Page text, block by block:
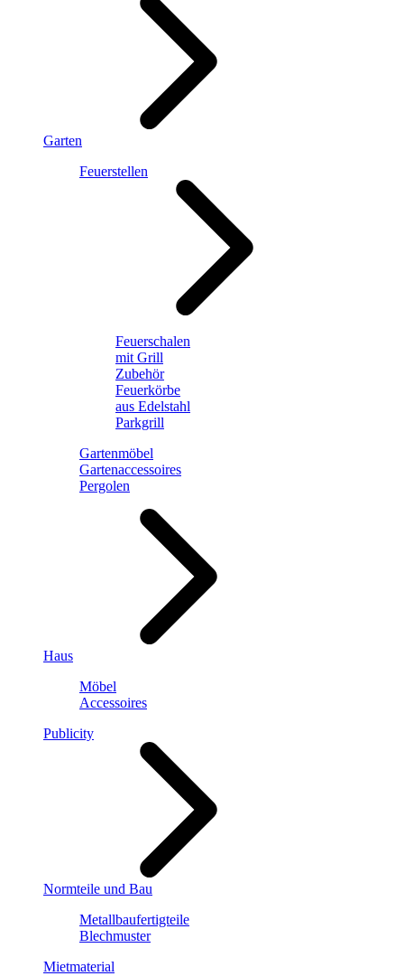
Garten
Feuerstellen
Feuerschalen
mit Grill
Zubehör
Feuerkörbe
aus Edelstahl
Parkgrill
Gartenmöbel
Gartenaccessoires
Pergolen
Haus
Möbel
Accessoires
Publicity
Normteile und Bau
Metallbaufertigteile
Blechmuster
Mietmaterial